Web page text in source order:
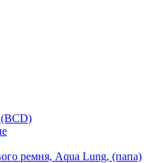
(BCD)
ремня, Aqua Lung, (папа)